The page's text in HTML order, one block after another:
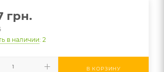
грн.
в наличии: 2
В КОРЗИНУ